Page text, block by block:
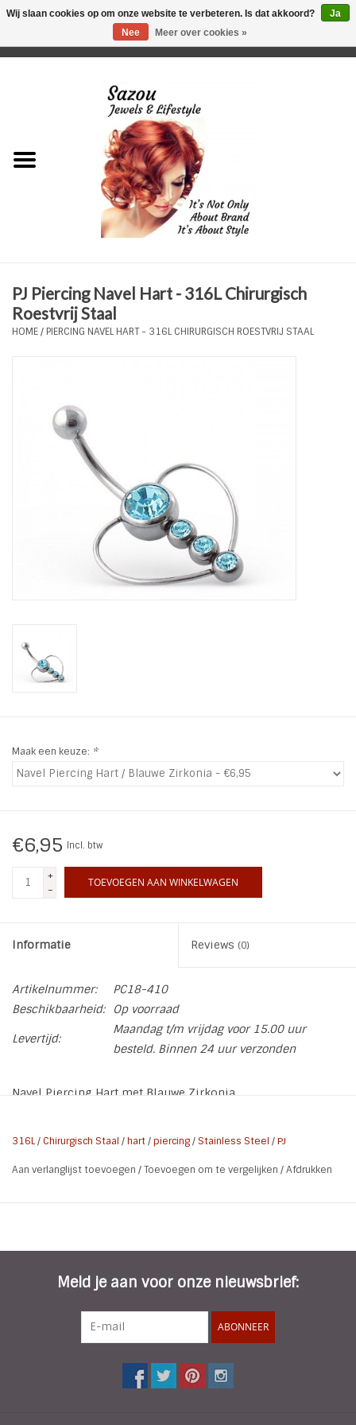
Just for Him
Plus Size Sieraden
Haaraccesoires
Ohlala Jewels
INSPIRATIE
PJ Piercing Navel Hart - 316L Chirurgisch
Roestvrij Staal
HOME/ PIERCING NAVEL HART - 316L CHIRURGISCH ROESTVRIJ STAAL
Maak een keuze: *
€6,95 Incl. btw
+
-
TOEVOEGEN AAN WINKELWAGEN
Informatie Reviews (0)
Artikelnummer:
PC18-410
Beschikbaarheid:
Op voorraad
Levertijd:
Maandag t/m vrijdag voor 15.00 uur
besteld. Binnen 24 uur verzonden
Navel Piercing Hart met Blauwe Zirkonia
Afwerking : N/A plated
316L/Chirurgisch Staal /hart/piercing/ Stainless Steel / PJ
Aan verlanglijst toevoegen /Toevoegen om te vergelijken /Afdrukken
Meld je aan voor onze nieuwsbrief:
ABONNEER
Wij slaan cookies op om onze website te verbeteren. Is dat akkoord?
Ja
Nee
Meer over cookies »